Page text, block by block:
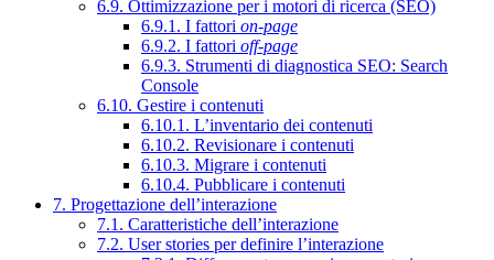
6.9. Ottimizzazione per i motori di ricerca (SEO)
6.9.1. I fattori on-page
6.9.2. I fattori off-page
6.9.3. Strumenti di diagnostica SEO: Search
Console
6.10. Gestire i contenuti
6.10.1. L’inventario dei contenuti
6.10.2. Revisionare i contenuti
6.10.3. Migrare i contenuti
6.10.4. Pubblicare i contenuti
7. Progettazione dell’interazione
7.1. Caratteristiche dell’interazione
7.2. User stories per definire l’interazione